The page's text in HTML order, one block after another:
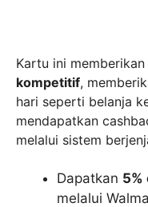
Kartu ini memberikan
kompetitif,
hari seperti belanja
mendapatkan
melalui sistem
Dapatkan 5%
melalui